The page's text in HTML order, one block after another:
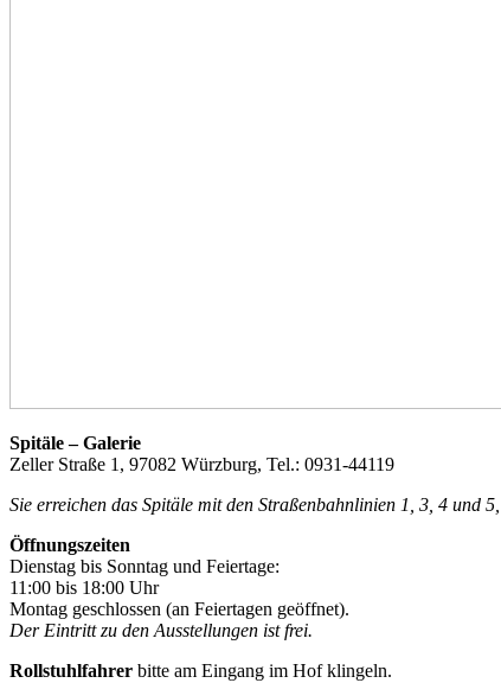
Spitäle – Galerie
Zeller Straße 1, 97082 Würzburg, Tel.: 0931-44119
Sie erreichen das Spitäle mit den Straßenbahnlinien 1, 3, 4 und
Öffnungszeiten
Dienstag bis Sonntag und Feiertage:
11:00 bis 18:00 Uhr
Montag geschlossen (an Feiertagen geöffnet).
Der Eintritt zu den Ausstellungen ist frei.
Rollstuhlfahrer bitte am Eingang im Hof klingeln.